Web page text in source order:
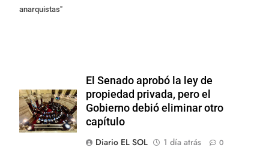
anarquistas"
El Senado aprobó la ley de
propiedad privada, pero el
Gobierno debió eliminar otro
capítulo
Diario EL SOL
1 día atrás 0